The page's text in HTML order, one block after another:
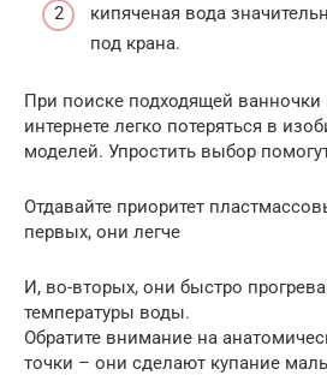
кипяченая вода
под крана.
При поиске подходящей ванночки
интернете легко потеряться в
моделей. Упростить выбор
Отдавайте приоритет
первых, они легче
И, во-вторых, они быстро
температуры воды.
Обратите внимание на
точки – они сделают купание